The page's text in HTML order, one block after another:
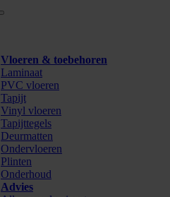
Vloeren & toebehoren
Laminaat
PVC vloeren
Tapijt
Vinyl vloeren
Tapijttegels
Deurmatten
Ondervloeren
Plinten
Onderhoud
Advies